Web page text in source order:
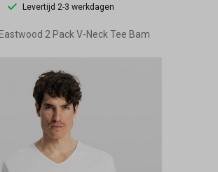
Levertijd 2-3 werkdagen
2 Pack V-Neck Tee Bam